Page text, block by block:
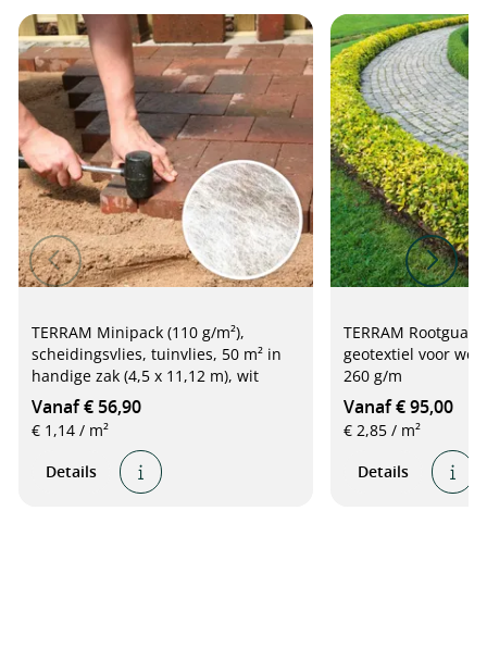
TERRAM Minipack (110 g/m²),
scheidingsvlies, tuinvlies, 50 m² in
handige zak (4,5 x 11,12 m), wit
Vanaf € 56,90
€ 1,14 / m²
Details
TERRAM
geotextiel voor
260 g/m
Vanaf € 95,00
€ 2,85 / m²
Details